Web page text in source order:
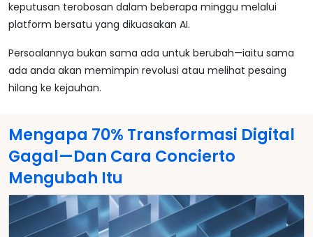
keputusan terobosan dalam beberapa minggu melalui
platform bersatu yang dikuasakan AI.
Persoalannya bukan sama ada untuk berubah—iaitu sama
ada anda akan memimpin revolusi atau melihat pesaing
hilang ke kejauhan.
Mengapa 70% Transformasi Digital
Gagal—Dan Cara Concierto
Mengubah Itu